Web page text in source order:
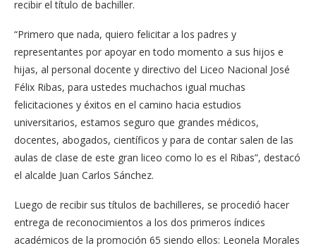
recibir el título de bachiller.
“Primero que nada, quiero felicitar a los padres y
representantes por apoyar en todo momento a sus hijos e
hijas, al personal docente y directivo del Liceo Nacional José
Félix Ribas, para ustedes muchachos igual muchas
felicitaciones y éxitos en el camino hacia estudios
universitarios, estamos seguro que grandes médicos,
docentes, abogados, científicos y para de contar salen de las
aulas de clase de este gran liceo como lo es el Ribas”, destacó
el alcalde Juan Carlos Sánchez.
Luego de recibir sus títulos de bachilleres, se procedió hacer
entrega de reconocimientos a los dos primeros índices
académicos de la promoción 65 siendo ellos: Leonela Morales